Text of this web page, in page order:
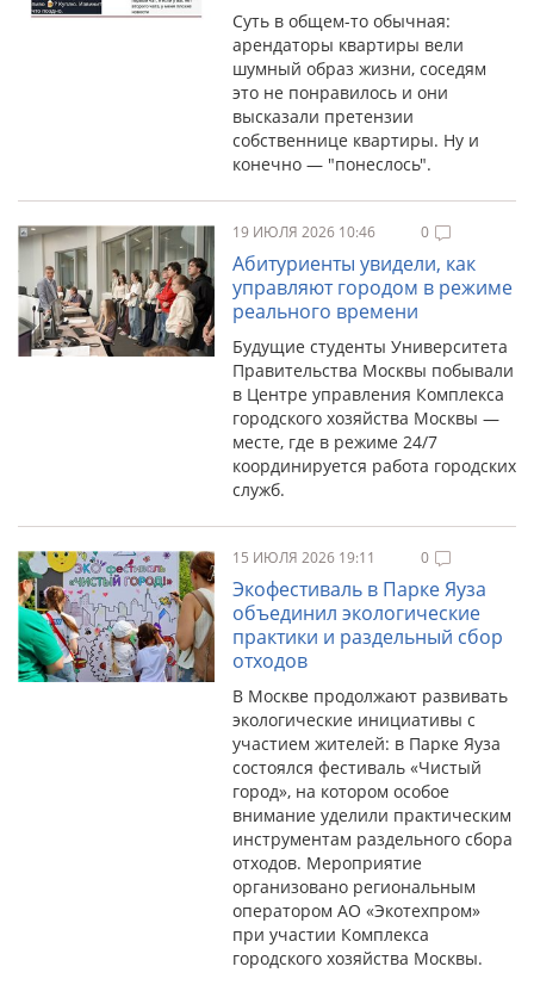
Суть в общем-то обычная:
арендаторы квартиры вели
шумный образ жизни, соседям
это не понравилось и они
высказали претензии
собственнице квартиры. Ну и
конечно — "понеслось".
19 ИЮЛЯ 2026 10:46 0
Абитуриенты увидели, как
управляют городом в режиме
реального времени
Будущие студенты Университета
Правительства Москвы побывали
в Центре управления Комплекса
городского хозяйства Москвы —
месте, где в режиме 24/7
координируется работа городских
служб.
15 ИЮЛЯ 2026 19:11 0
Экофестиваль в Парке Яуза
объединил экологические
практики и раздельный сбор
отходов
В Москве продолжают развивать
экологические инициативы с
участием жителей: в Парке Яуза
состоялся фестиваль «Чистый
город», на котором особое
внимание уделили практическим
инструментам раздельного сбора
отходов. Мероприятие
организовано региональным
оператором АО «Экотехпром»
при участии Комплекса
городского хозяйства Москвы.